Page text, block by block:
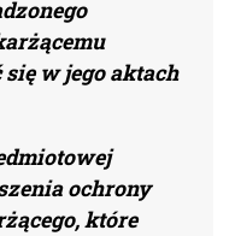
kontakt@judykatura.pl
w celu realizacji
przysługuje prawo
osobowych, ich
przetwarzania,
skargi do Prezesa
Więcej informacji
danych osobowych
.
w jego aktach
ochrony
które